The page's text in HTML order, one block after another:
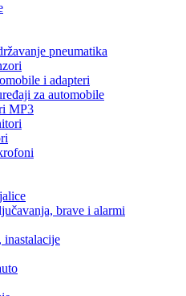
pneumatika
i adapteri
za automobile
MP3
brave i alarmi